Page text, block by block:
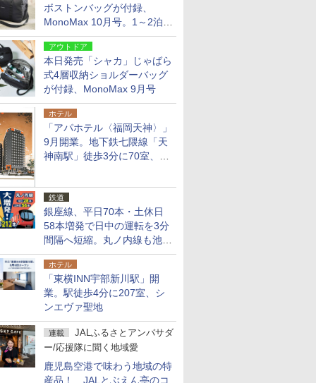
ボストンバッグが付録、
MonoMax 10月号。1～2泊の
荷物、キャリーオンも可能
アウトドア
本日発売「シャカ」じゃばら
式4層収納ショルダーバッグ
が付録、MonoMax 9月号
ホテル
「アパホテル〈福岡天神〉」
9月開業。地下鉄七隈線「天
神南駅」徒歩3分に70室、エ
鉄道
銀座線、平日70本・土休日
58本増発で日中の運転を3分
間隔へ短縮。丸ノ内線も池袋
～中野坂上を4分間隔に
ホテル
「東横INN宇部新川駅」開
業。駅徒歩4分に207室、シ
ンエヴァ聖地
連載
JALふるさとアンバサダ
ー/応援隊に聞く地域愛
鹿児島空港で味わう地域の特
産品！ JALとぶえん亭のコ